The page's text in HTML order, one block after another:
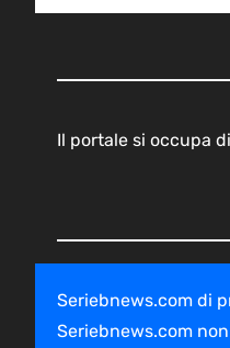
Il portale si occupa
Seriebnews.com di
Seriebnews.com